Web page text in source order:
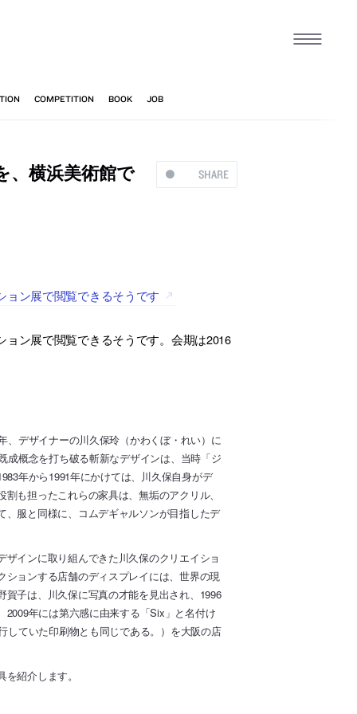
SHARE
、横浜美術館で
ョン展で閲覧できるそうです
ン展で閲覧できるそうです。会期は2016
、デザイナーの川久保玲（かわくぼ・れい）に
成概念を打ち破る斬新なデザインは、当時「ジ
年から1991年にかけては、川久保自身がデ
も担ったこれらの家具は、無垢のアクリル、
服と同様に、コムデギャルソンが目指したデ
インに取り組んできた川久保のクリエイショ
ョンする店舗のディスプレイには、世界の現
子は、川久保に写真の才能を見出され、1996
年には第六感に由来する「Six」と名付け
していた印刷物とも同じである。）を大阪の店
紹介します。